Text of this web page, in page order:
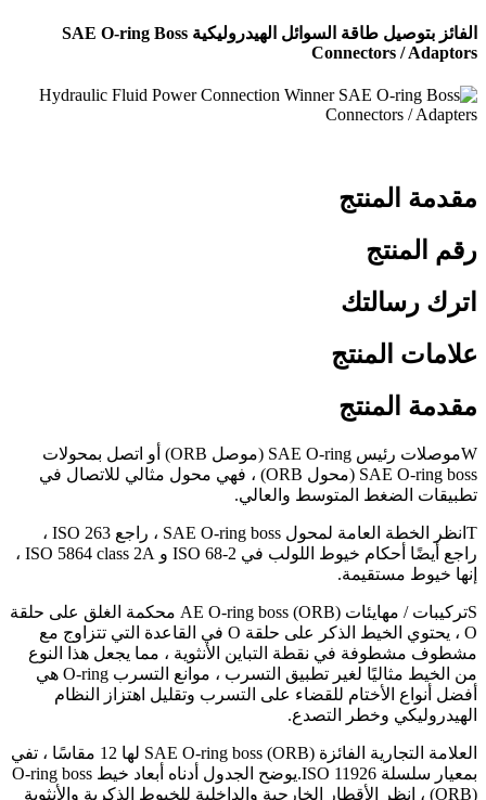
الفائز بتوصيل طاقة السوائل الهيدروليكية SAE O-ring Boss
Connectors / Adaptors
مقدمة المنتج
رقم المنتج
اترك رسالتك
علامات المنتج
مقدمة المنتج
W
موصلات رئيس SAE O-ring (موصل ORB) أو اتصل بمحولات
SAE O-ring boss (محول ORB) ، فهي محول مثالي للاتصال في
تطبيقات الضغط المتوسط ​​والعالي.
T
انظر الخطة العامة لمحول SAE O-ring boss ، راجع ISO 263 ،
راجع أيضًا أحكام خيوط اللولب في ISO 68-2 و ISO 5864 class 2A ،
إنها خيوط مستقيمة.
S
تركيبات / مهايئات AE O-ring boss (ORB) محكمة الغلق على حلقة
O ، يحتوي الخيط الذكر على حلقة O في القاعدة التي تتزاوج مع
مشطوف مشطوفة في نقطة التباين الأنثوية ، مما يجعل هذا النوع
من الخيط مثاليًا لغير تطبيق التسرب ، موانع التسرب O-ring هي
أفضل أنواع الأختام للقضاء على التسرب وتقليل اهتزاز النظام
الهيدروليكي وخطر التصدع.
العلامة التجارية الفائزة SAE O-ring boss (ORB) لها 12 مقاسًا ، تفي
بمعيار سلسلة ISO 11926.يوضح الجدول أدناه أبعاد خيط O-ring boss
(ORB) ، انظر الأقطار الخارجية والداخلية للخيوط الذكرية والأنثوية